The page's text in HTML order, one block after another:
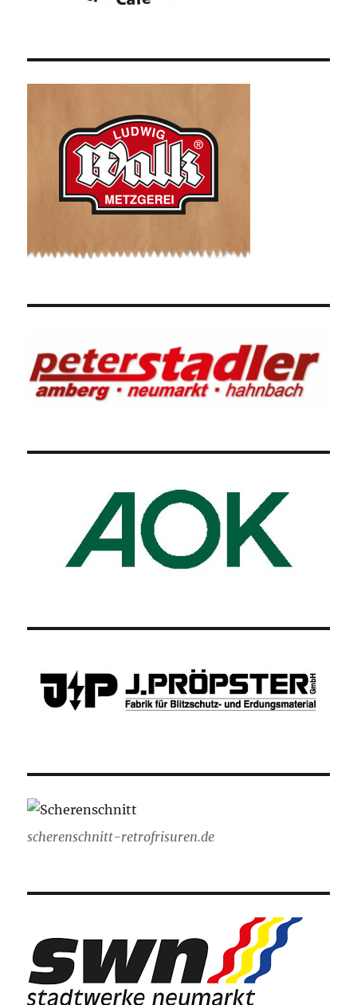
scherenschnitt-retrofrisuren.de